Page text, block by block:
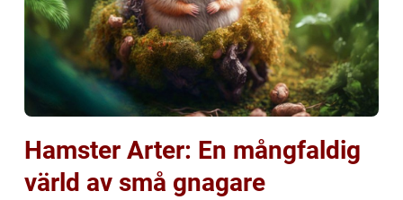
Hamster Arter: En mångfaldig
värld av små gnagare